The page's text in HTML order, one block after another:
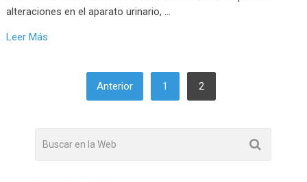
alteraciones en el aparato urinario, …
Leer Más
PAGINACIÓNAnterior 1 2